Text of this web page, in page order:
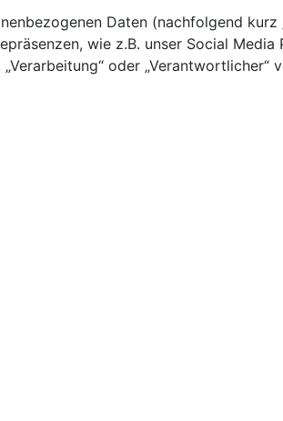
Daten (nachfolgend kurz
wie z.B. unser Social
oder „Verantwortlicher“